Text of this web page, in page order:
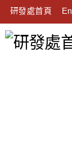
研發處首頁 En